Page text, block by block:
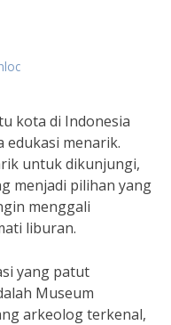
kota di Indonesia
edukasi menarik.
untuk dikunjungi,
menjadi pilihan yang
menggali
liburan.
yang patut
Museum
arkeolog terkenal,